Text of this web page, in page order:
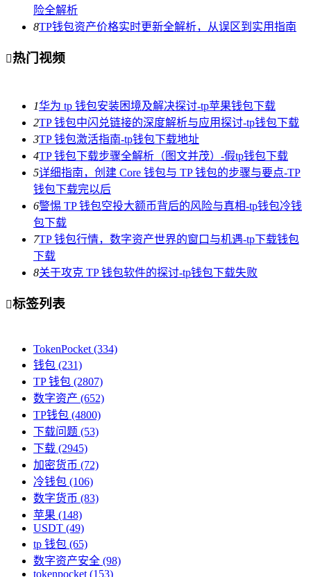
险全解析
8TP钱包资产价格实时更新全解析，从误区到实用指南
热门视频
1华为 tp 钱包安装困境及解决探讨-tp苹果钱包下载
2TP 钱包中闪兑链接的深度解析与应用探讨-tp钱包下载
3TP 钱包激活指南-tp钱包下载地址
4TP 钱包下载步骤全解析（图文并茂）-假tp钱包下载
5详细指南，创建 Core 钱包与 TP 钱包的步骤与要点-TP
钱包下载完以后
6警惕 TP 钱包空投大额币背后的风险与真相-tp钱包冷钱
包下载
7TP 钱包行情，数字资产世界的窗口与机遇-tp下载钱包
下载
8关于攻克 TP 钱包软件的探讨-tp钱包下载失败
标签列表
TokenPocket (334)
钱包 (231)
TP 钱包 (2807)
数字资产 (652)
TP钱包 (4800)
下载问题 (53)
下载 (2945)
加密货币 (72)
冷钱包 (106)
数字货币 (83)
苹果 (148)
USDT (49)
tp 钱包 (65)
数字资产安全 (98)
tokenpocket (153)